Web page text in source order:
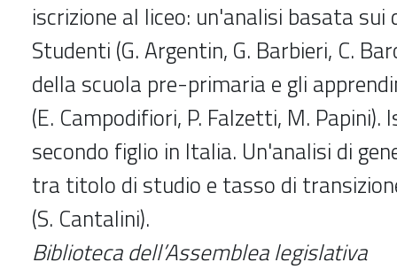
iscrizione al liceo: un'analisi basata
Studenti (G. Argentin, G. Barbieri, C.
della scuola pre-primaria e gli
(E. Campodifiori, P. Falzetti, M. Papini).
secondo figlio in Italia. Un'analisi di
tra titolo di studio e tasso di
(S. Cantalini).
Biblioteca dell’Assemblea legislativa